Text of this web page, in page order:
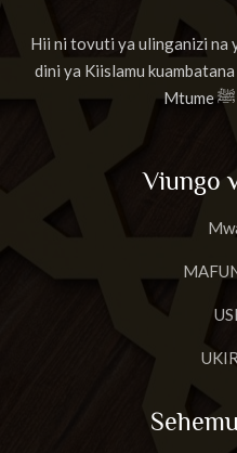
Hii ni tovuti ya ulinganizi na
dini ya Kiislamu
Viungo